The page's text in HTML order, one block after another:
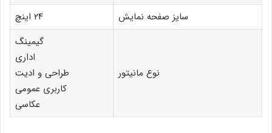
سایز صفحه نمایش
۲۴ اینچ
نوع مانیتور
گیمینگ
اداری
طراحی و ادیت
کاربری عمومی
عکاسی